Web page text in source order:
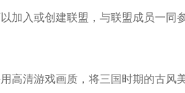
加入或创建联盟，与联盟成员一同
高清游戏画质，将三国时期的古风